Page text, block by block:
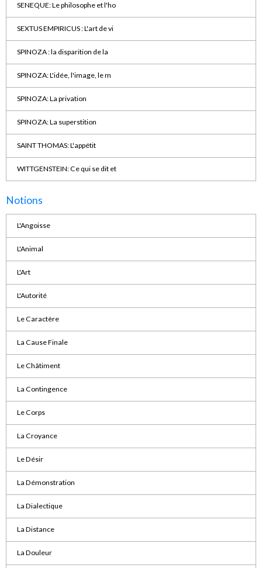
SENEQUE: Le philosophe et l'ho
SEXTUS EMPIRICUS : L'art de vi
SPINOZA : la disparition de la
SPINOZA: L'idée, l'image, le m
SPINOZA: La privation
SPINOZA: La superstition
SAINT THOMAS: L'appétit
WITTGENSTEIN: Ce qui se dit et
Notions
L'Angoisse
L'Animal
L'Art
L'Autorité
Le Caractère
La Cause Finale
Le Châtiment
La Contingence
Le Corps
La Croyance
Le Désir
La Démonstration
La Dialectique
La Distance
La Douleur